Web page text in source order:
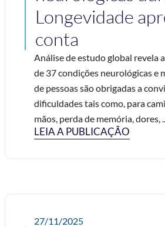
Longevidade
conta
Análise de estudo global revela
de 37 condições neurológicas e
de pessoas são obrigadas a
dificuldades tais como, para
mãos, perda de memória, dores,
LEIA A PUBLICAÇÃO
27/11/2025